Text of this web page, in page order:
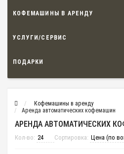
КОФЕМАШИНЫ В АРЕНДУ
УСЛУГИ/СЕРВИС
ПОДАРКИ
Кофемашины в аренду
Аренда автоматических кофемашин
АРЕНДА АВТОМАТИЧЕСКИХ
Кол-во: Сортировка: